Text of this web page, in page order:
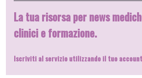
La tua risorsa per news
clinici e formazione.
Iscriviti al servizio utilizzando il tuo